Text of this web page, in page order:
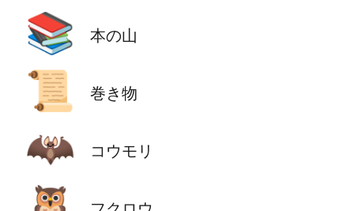
📚 本の山
📜 巻き物
🦇 コウモリ